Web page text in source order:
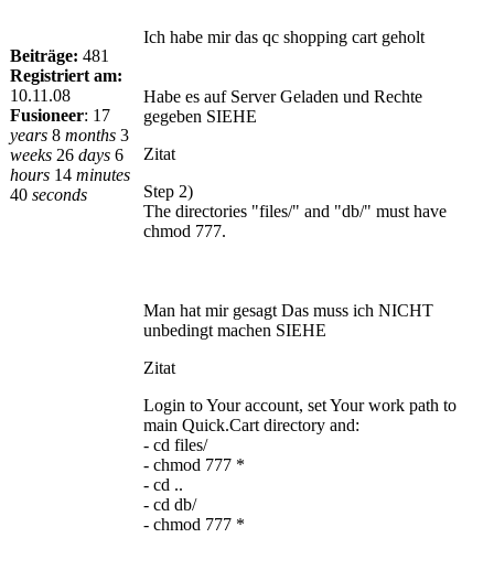
Beiträge: 481
Registriert am:
10.11.08
Fusioneer: 17
years 8 months 3
weeks 26 days 6
hours 14 minutes
40 seconds
Ich habe mir das qc shopping cart geholt
Habe es auf Server Geladen und Rechte
gegeben SIEHE
Zitat
Step 2)
The directories "files/" and "db/" must have
chmod 777.
Man hat mir gesagt Das muss ich NICHT
unbedingt machen SIEHE
Zitat
Login to Your account, set Your work path to
main Quick.Cart directory and:
- cd files/
- chmod 777 *
- cd ..
- cd db/
- chmod 777 *